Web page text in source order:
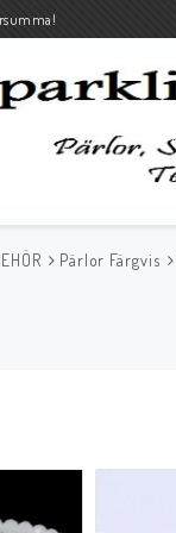
Pärlor Färgvis